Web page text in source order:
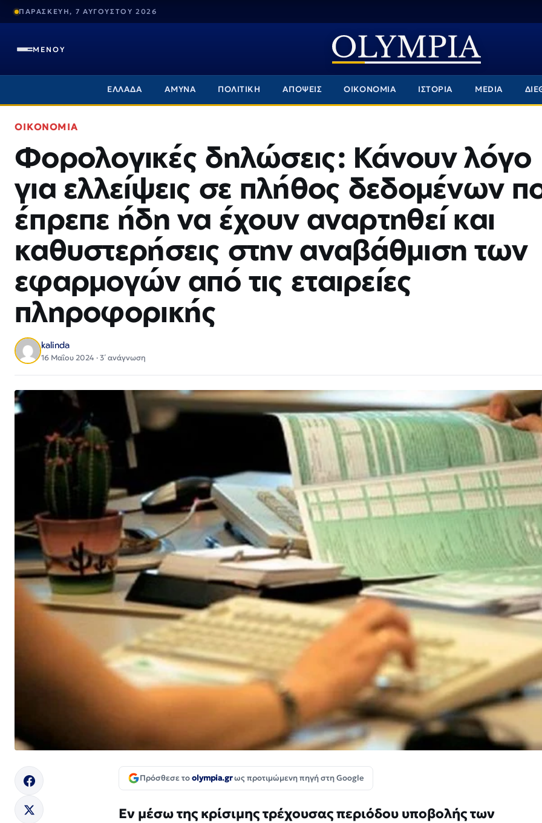
ΠΑΡΑΣΚΕΥΗ, 7 ΑΥΓΟΥΣΤΟΥ 2026
ΜΕΝΟΥ
ΕΛΛΑΔΑ ΑΜΥΝΑ ΠΟΛΙΤΙΚΗ ΑΠΟΨΕΙΣ ΟΙΚΟΝΟΜΙΑ ΙΣΤΟΡΙΑ MEDIA
ΟΙΚΟΝΟΜΙΑ
Φορολογικές δηλώσεις: Κάνουν λόγο
για ελλείψεις σε πλήθος δεδομένων
έπρεπε ήδη να έχουν αναρτηθεί και
καθυστερήσεις στην αναβάθμιση των
εφαρμογών από τις εταιρείες
πληροφορικής
kalinda
16 Μαΐου 2024 · 3΄ ανάγνωση
Πρόσθεσε τοolympia.grως προτιμώμενη πηγή στη Google
Εν μέσω της κρίσιμης τρέχουσας περιόδου υποβολής των